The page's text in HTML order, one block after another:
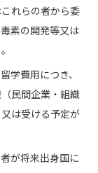
れらの者から委
素の開発等又は
学費用につき、
民間企業・組織
は受ける予定が
が将来出身国に